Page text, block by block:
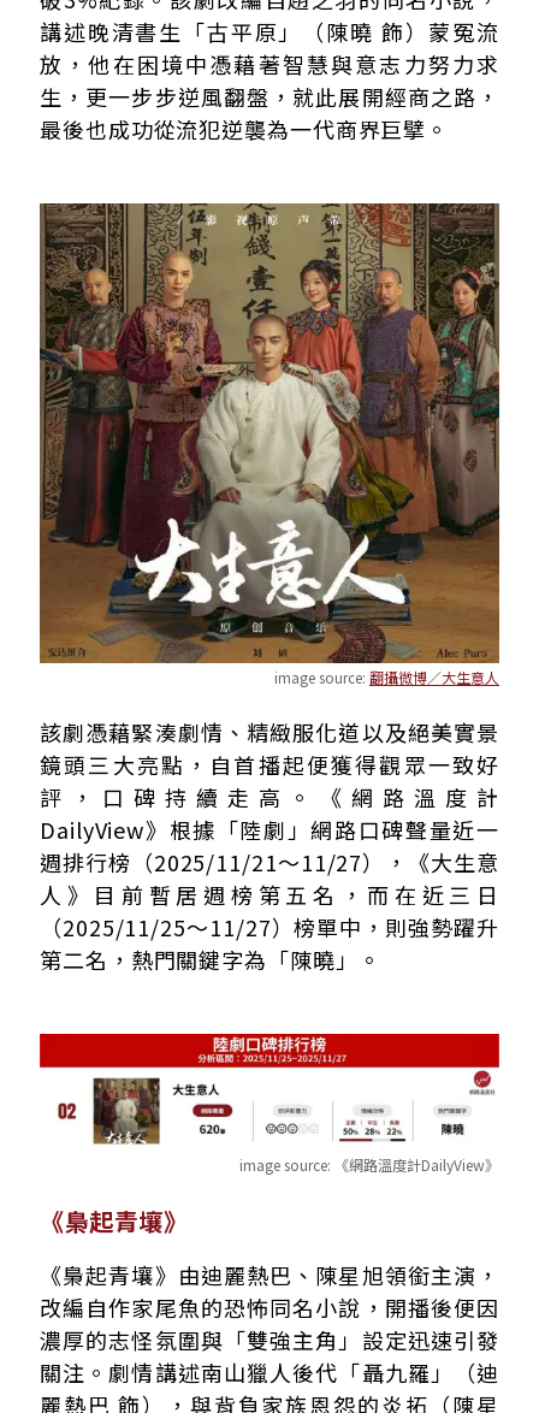
講述晚清書生「古平原」（陳曉 飾）蒙冤流
放，他在困境中憑藉著智慧與意志力努力求
生，更一步步逆風翻盤，就此展開經商之路，
最後也成功從流犯逆襲為一代商界巨擘。
image source: 翻攝微博／大生意人
該劇憑藉緊湊劇情、精緻服化道以及絕美實景
鏡頭三大亮點，自首播起便獲得觀眾一致好
評，口碑持續走高。《網路溫度計
DailyView》根據「陸劇」網路口碑聲量近一
週排行榜（2025/11/21～11/27），《大生意
人》目前暫居週榜第五名，而在近三日
（2025/11/25～11/27）榜單中，則強勢躍升
第二名，熱門關鍵字為「陳曉」。
image source: 《網路溫度計DailyView》
《梟起青壤》
《梟起青壤》由迪麗熱巴、陳星旭領銜主演，
改編自作家尾魚的恐怖同名小說，開播後便因
濃厚的志怪氛圍與「雙強主角」設定迅速引發
關注。劇情講述南山獵人後代「聶九羅」（迪
麗熱巴 飾），與背負家族恩怨的炎拓（陳星